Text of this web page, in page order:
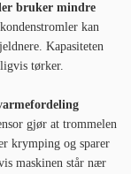
bruker mindre
kan
Kapasiteten
tørker.
gjør at trommelen
krymping og sparer
maskinen står nær